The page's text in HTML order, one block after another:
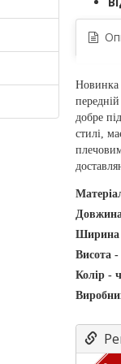
Новинка
добре
стилі,
Ширина
Висота
Колір -